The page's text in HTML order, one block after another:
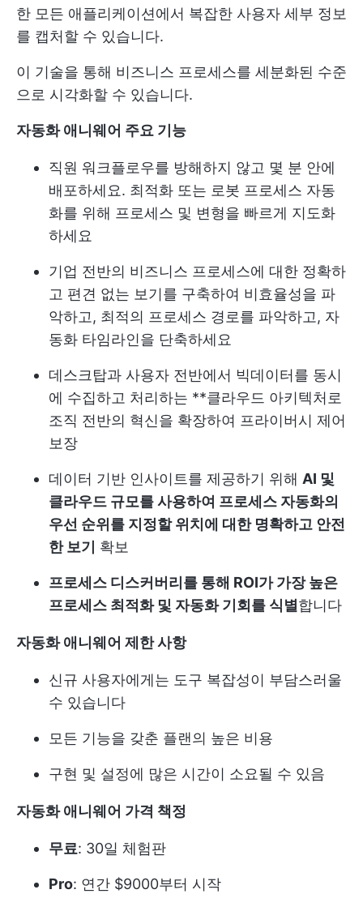
한 모든 애플리케이션에서 복잡한 사용자 세부 정보
를 캡처할 수 있습니다.
이 기술을 통해 비즈니스 프로세스를 세분화된 수준
으로 시각화할 수 있습니다.
자동화 애니웨어 주요 기능
직원 워크플로우를 방해하지 않고 몇 분 안에
배포하세요. 최적화 또는 로봇 프로세스 자동
화를 위해 프로세스 및 변형을 빠르게 지도화
하세요
기업 전반의 비즈니스 프로세스에 대한 정확하
고 편견 없는 보기를 구축하여 비효율성을 파
악하고, 최적의 프로세스 경로를 파악하고, 자
동화 타임라인을 단축하세요
데스크탑과 사용자 전반에서 빅데이터를 동시
에 수집하고 처리하는 **클라우드 아키텍처로
조직 전반의 혁신을 확장하여 프라이버시 제어
보장
데이터 기반 인사이트를 제공하기 위해 AI 및
클라우드 규모를 사용하여 프로세스 자동화의
우선 순위를 지정할 위치에 대한 명확하고 안전
한 보기 확보
프로세스 디스커버리를 통해 ROI가 가장 높은
프로세스 최적화 및 자동화 기회를 식별합니다
자동화 애니웨어 제한 사항
신규 사용자에게는 도구 복잡성이 부담스러울
수 있습니다
모든 기능을 갖춘 플랜의 높은 비용
구현 및 설정에 많은 시간이 소요될 수 있음
자동화 애니웨어 가격 책정
무료: 30일 체험판
Pro: 연간 $9000부터 시작